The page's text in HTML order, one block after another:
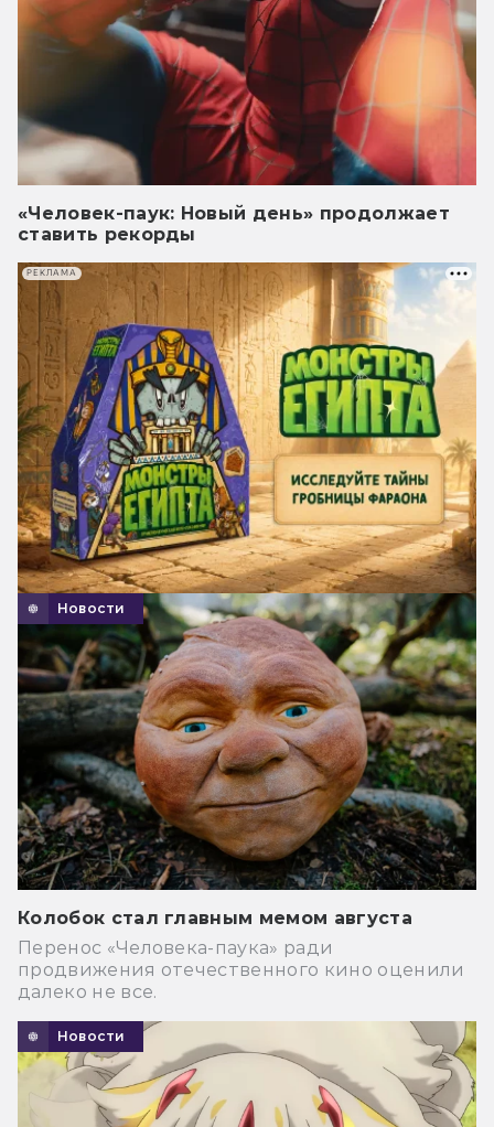
«Человек-паук: Новый день» продолжает
ставить рекорды
Новости
Колобок стал главным мемом августа
Перенос «Человека-паука» ради
продвижения отечественного кино оценили
далеко не все.
Новости
РЕКЛАМА